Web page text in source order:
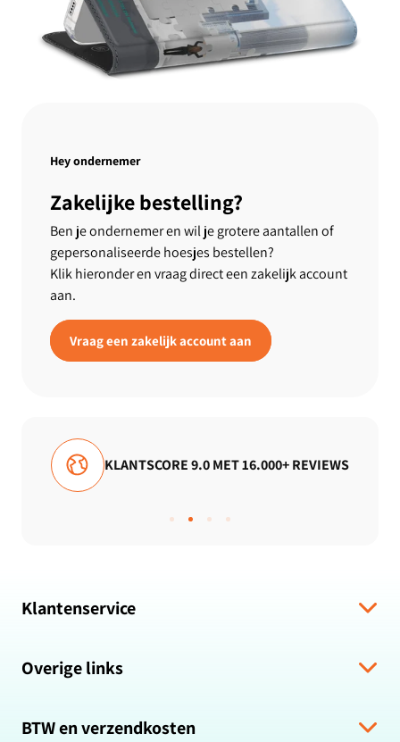
Hey ondernemer
Zakelijke bestelling?
Ben je ondernemer en wil je grotere aantallen of
gepersonaliseerde hoesjes bestellen?
Klik hieronder en vraag direct een zakelijk account
aan.
Vraag een zakelijk account aan
KLANTSCORE 9.0 MET 16.000+ REVIEWS
Klantenservice
Algemene voorwaarden
Retour & Terugbetaling
Overige links
Zakelijk bestellen
BTW en verzendkosten